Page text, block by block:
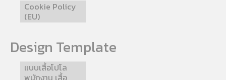
Cookie Policy
(EU)
Design Template
แบบเสื้อโปโล